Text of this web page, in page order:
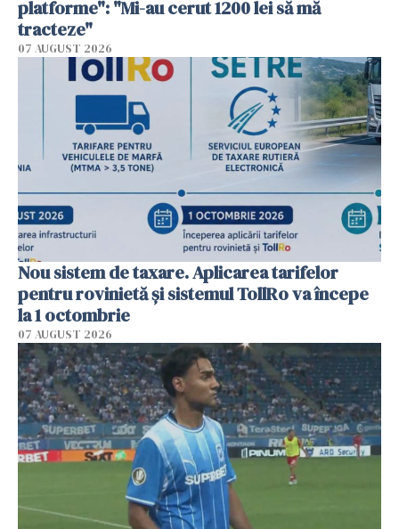
platforme": "Mi-au cerut 1200 lei să mă
tracteze"
07 AUGUST 2026
Nou sistem de taxare. Aplicarea tarifelor
pentru rovinietă şi sistemul TollRo va începe
la 1 octombrie
07 AUGUST 2026